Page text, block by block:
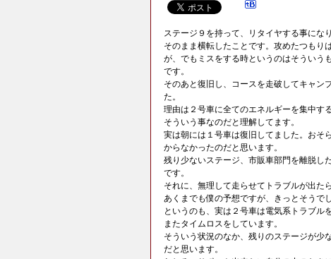
ステージ９を持って、リタイヤする事にな
そのまま横転したことです。攻めたつもり
が、でもミスをする時というのはそういう
です。
そのあと復旧し、コースを走破してキャン
た。
理由は２号車に全てのエネルギーを集中す
そういう事なのだと理解してます。
実は朝には１号車は復旧してました。おそ
からなかったのだと思います。
残り少ないステージ、市販車部門を離脱し
です。
それに、無理して走らせてトラブルが出た
あくまでも僕の予想ですが、きっとそうで
というのも、実は２号車は電気系トラブル
またタイムロスをしています。
そういう状況のなか、残りのステージが少
だと思います。